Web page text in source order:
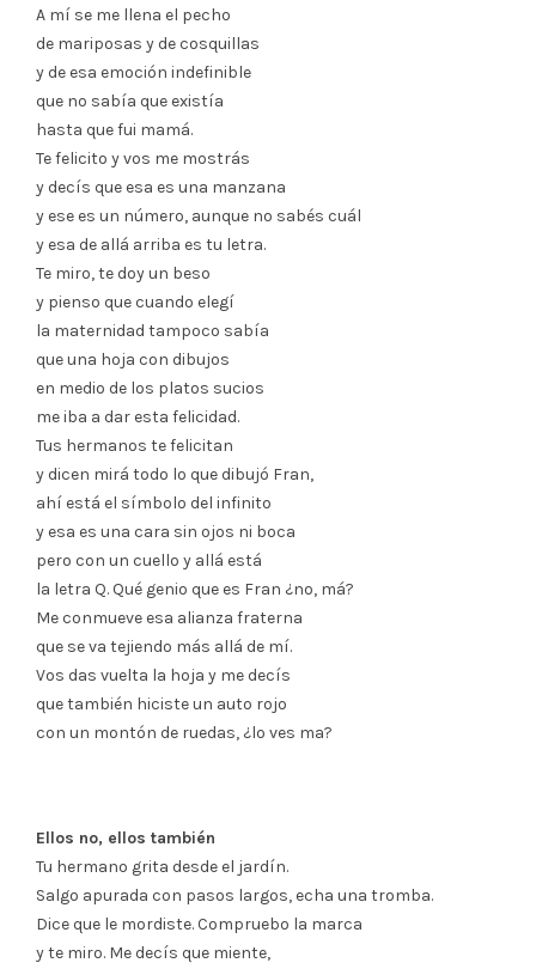
A mí se me llena el pecho
de mariposas y de cosquillas
y de esa emoción indefinible
que no sabía que existía
hasta que fui mamá.
Te felicito y vos me mostrás
y decís que esa es una manzana
y ese es un número, aunque no sabés cuál
y esa de allá arriba es tu letra.
Te miro, te doy un beso
y pienso que cuando elegí
la maternidad tampoco sabía
que una hoja con dibujos
en medio de los platos sucios
me iba a dar esta felicidad.
Tus hermanos te felicitan
y dicen mirá todo lo que dibujó Fran,
ahí está el símbolo del infinito
y esa es una cara sin ojos ni boca
pero con un cuello y allá está
la letra Q. Qué genio que es Fran ¿no, má?
Me conmueve esa alianza fraterna
que se va tejiendo más allá de mí.
Vos das vuelta la hoja y me decís
que también hiciste un auto rojo
con un montón de ruedas, ¿lo ves ma?
Ellos no, ellos también
Tu hermano grita desde el jardín.
Salgo apurada con pasos largos, echa una tromba.
Dice que le mordiste. Compruebo la marca
y te miro. Me decís que miente,